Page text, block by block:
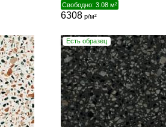
Свободно: 3.08 м²
6308 р/м²
Есть образец